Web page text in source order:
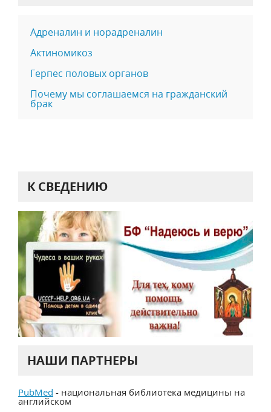
Адреналин и норадреналин
Актиномикоз
Герпес половых органов
Почему мы соглашаемся на гражданский
брак
К СВЕДЕНИЮ
НАШИ ПАРТНЕРЫ
PubMed - национальная библиотека медицины на
английском